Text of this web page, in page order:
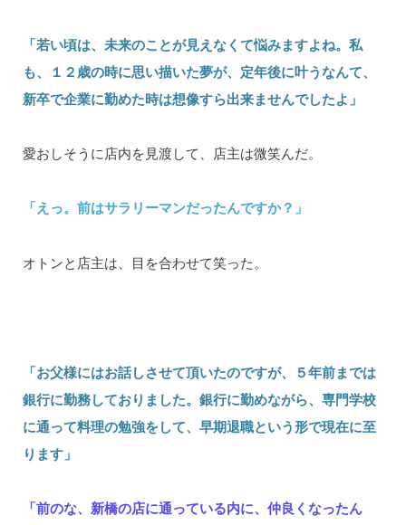
「若い頃は、未来のことが見えなくて悩みますよね。私
も、１２歳の時に思い描いた夢が、定年後に叶うなんて、
新卒で企業に勤めた時は想像すら出来ませんでしたよ」
愛おしそうに店内を見渡して、店主は微笑んだ。
「えっ。前はサラリーマンだったんですか？」
オトンと店主は、目を合わせて笑った。
「お父様にはお話しさせて頂いたのですが、５年前までは
銀行に勤務しておりました。銀行に勤めながら、専門学校
に通って料理の勉強をして、早期退職という形で現在に至
ります」
「前のな、新橋の店に通っている内に、仲良くなったん